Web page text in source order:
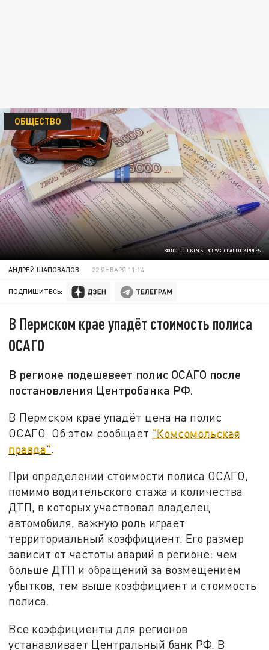
ФОТО: BULKIN SERGEY/GLOBALLOOKPRESS
ОБЩЕСТВО
АНДРЕЙ ШАПОВАЛОВ 22 ЯНВАРЯ 11:14
ПОДПИШИТЕСЬ:
В Пермском крае упадёт стоимость полиса
ОСАГО
В регионе подешевеет полис ОСАГО после
постановления Центробанка РФ.
В Пермском крае упадёт цена на полис
ОСАГО. Об этом сообщает "Комсомольская
правда".
При определении стоимости полиса ОСАГО,
помимо водительского стажа и количества
ДТП, в которых участвовал владелец
автомобиля, важную роль играет
территориальный коэффициент. Его размер
зависит от частоты аварий в регионе: чем
больше ДТП и обращений за возмещением
убытков, тем выше коэффициент и стоимость
полиса.
Все коэффициенты для регионов
устанавливает Центральный банк РФ. В